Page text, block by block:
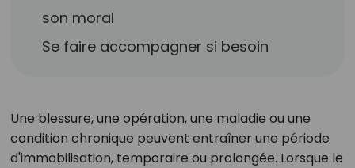
son moral
Se faire accompagner si besoin
Une blessure, une opération, une maladie ou une
condition chronique peuvent entraîner une période
d'immobilisation, temporaire ou prolongée. Lorsque le